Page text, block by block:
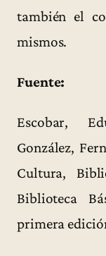
también el
mismos.
Fuente:
Escobar,
González,
Cultura,
Biblioteca
primera